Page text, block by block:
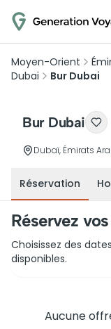
Moyen-Orient
Dubaï
Bur Dubai
Bur Dubai
Dubaï, Émirats
Réservation
Réservez
Choisissez des
disponibles.
Aucune